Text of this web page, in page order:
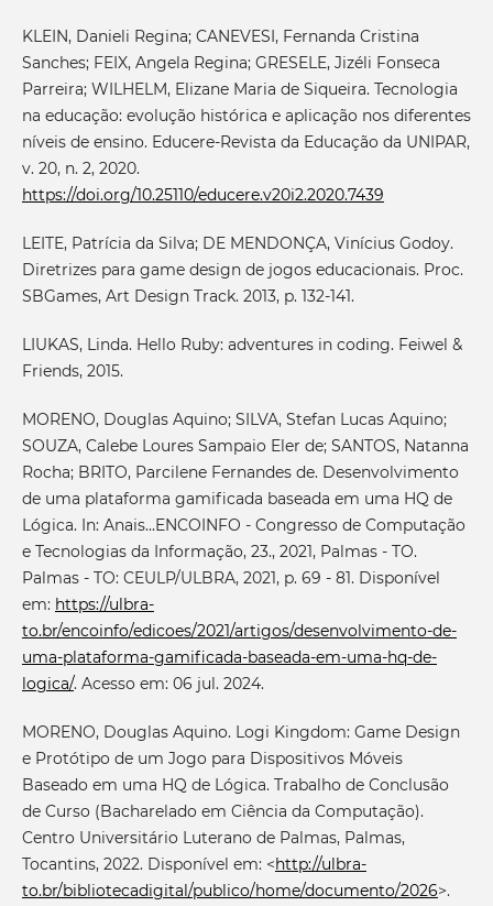
KLEIN, Danieli Regina; CANEVESI, Fernanda Cristina
Sanches; FEIX, Angela Regina; GRESELE, Jizéli Fonseca
Parreira; WILHELM, Elizane Maria de Siqueira. Tecnologia
na educação: evolução histórica e aplicação nos diferentes
níveis de ensino. Educere-Revista da Educação da UNIPAR,
v. 20, n. 2, 2020.
https://doi.org/10.25110/educere.v20i2.2020.7439
LEITE, Patrícia da Silva; DE MENDONÇA, Vinícius Godoy.
Diretrizes para game design de jogos educacionais. Proc.
SBGames, Art Design Track. 2013, p. 132-141.
LIUKAS, Linda. Hello Ruby: adventures in coding. Feiwel &
Friends, 2015.
MORENO, Douglas Aquino; SILVA, Stefan Lucas Aquino;
SOUZA, Calebe Loures Sampaio Eler de; SANTOS, Natanna
Rocha; BRITO, Parcilene Fernandes de. Desenvolvimento
de uma plataforma gamificada baseada em uma HQ de
Lógica. In: Anais...ENCOINFO - Congresso de Computação
e Tecnologias da Informação, 23., 2021, Palmas - TO.
Palmas - TO: CEULP/ULBRA, 2021, p. 69 - 81. Disponível
em: https://ulbra-
to.br/encoinfo/edicoes/2021/artigos/desenvolvimento-de-
uma-plataforma-gamificada-baseada-em-uma-hq-de-
logica/. Acesso em: 06 jul. 2024.
MORENO, Douglas Aquino. Logi Kingdom: Game Design
e Protótipo de um Jogo para Dispositivos Móveis
Baseado em uma HQ de Lógica. Trabalho de Conclusão
de Curso (Bacharelado em Ciência da Computação).
Centro Universitário Luterano de Palmas, Palmas,
Tocantins, 2022. Disponível em: <http://ulbra-
to.br/bibliotecadigital/publico/home/documento/2026>.